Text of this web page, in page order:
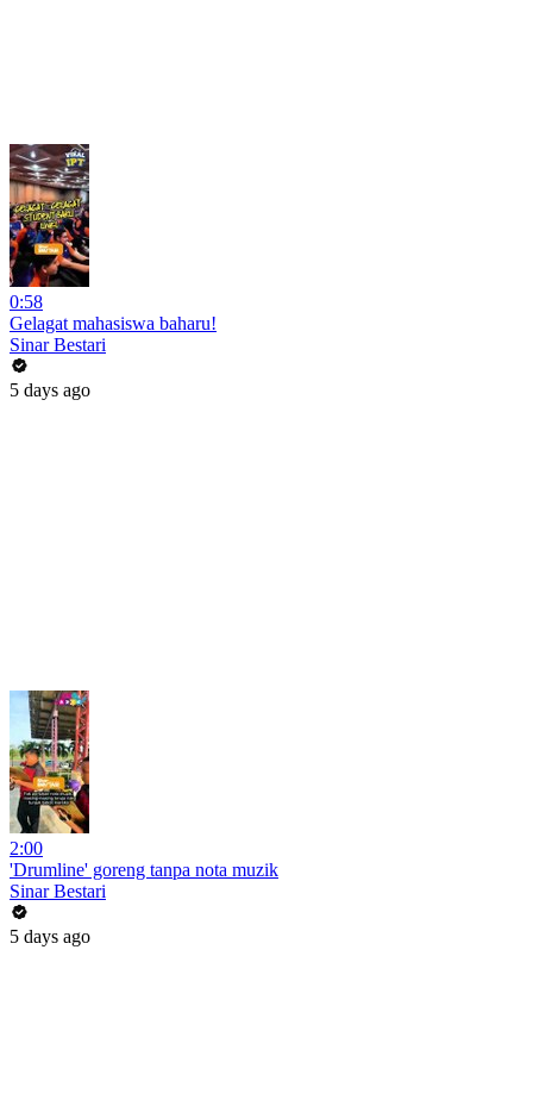
0:58
Gelagat mahasiswa baharu!
Sinar Bestari
5 days ago
2:00
'Drumline' goreng tanpa nota muzik
Sinar Bestari
5 days ago